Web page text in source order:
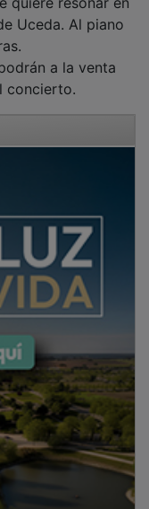
Uceda. Al piano
a la venta
concierto.